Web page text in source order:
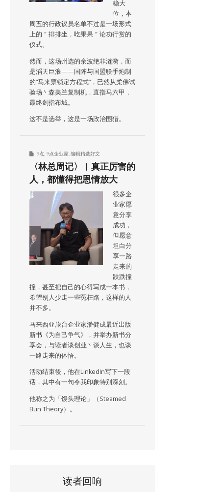
稳大
位，本
周五的行政议员名单不过是一场形式
上的＂排排坐，吃果果＂论功行赏的
仪式。
然而，这场州选的余波绝非涟漪，而
是滔天巨浪——国阵与国盟联手炮制
的“马来票锁定方程式”，已然从柔佛试
验场丶森美兰复制机，直指马六甲，
最终剑指布城。
这不是选举，这是一场政治围猎。
9点 9点企业家 编辑精选好文
〈林总周记〉︱真正厉害的
人，都懂得把恩情放大
很多企
业家愿
意分享
成功，
但愿意
坦白分
享一路
走来的
跌跌撞
撞，甚至把自己的心得写成一本书，
希望别人少走一些冤枉路，这样的人
并不多。
马来西亚旅台企业家潘健成最近出版
新书《为自己争气》，并举办新书分
享会，与读者谈创业丶谈人生，也谈
一路走来的体悟。
活动结束後，他在LinkedIn写下一段
话，其中有一句令我印象特别深刻。
他称之为「馒头理论」（Steamed
Bun Theory）。
读者回响